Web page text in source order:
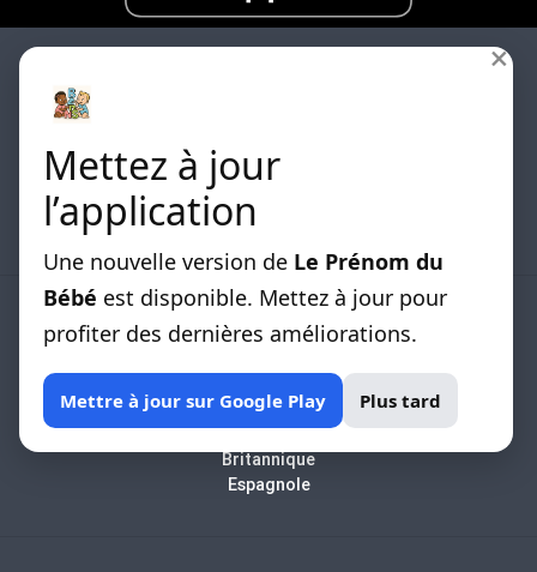
×
Mettez à jour
l’application
Une nouvelle version de Le Prénom du
Bébé est disponible. Mettez à jour pour
profiter des dernières améliorations.
Mettre à jour sur Google Play Plus tard
Les differentes listes de prénoms classées par
origines sont disponibles.
LISTE DE PRENOMS
Arabe
Biblique
Britannique
Espagnole